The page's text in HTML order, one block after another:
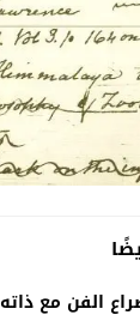
الفن مع ذاته